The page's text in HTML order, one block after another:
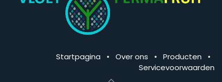
Startpagina • Over ons • Producten
•
Servicevoorwaarden